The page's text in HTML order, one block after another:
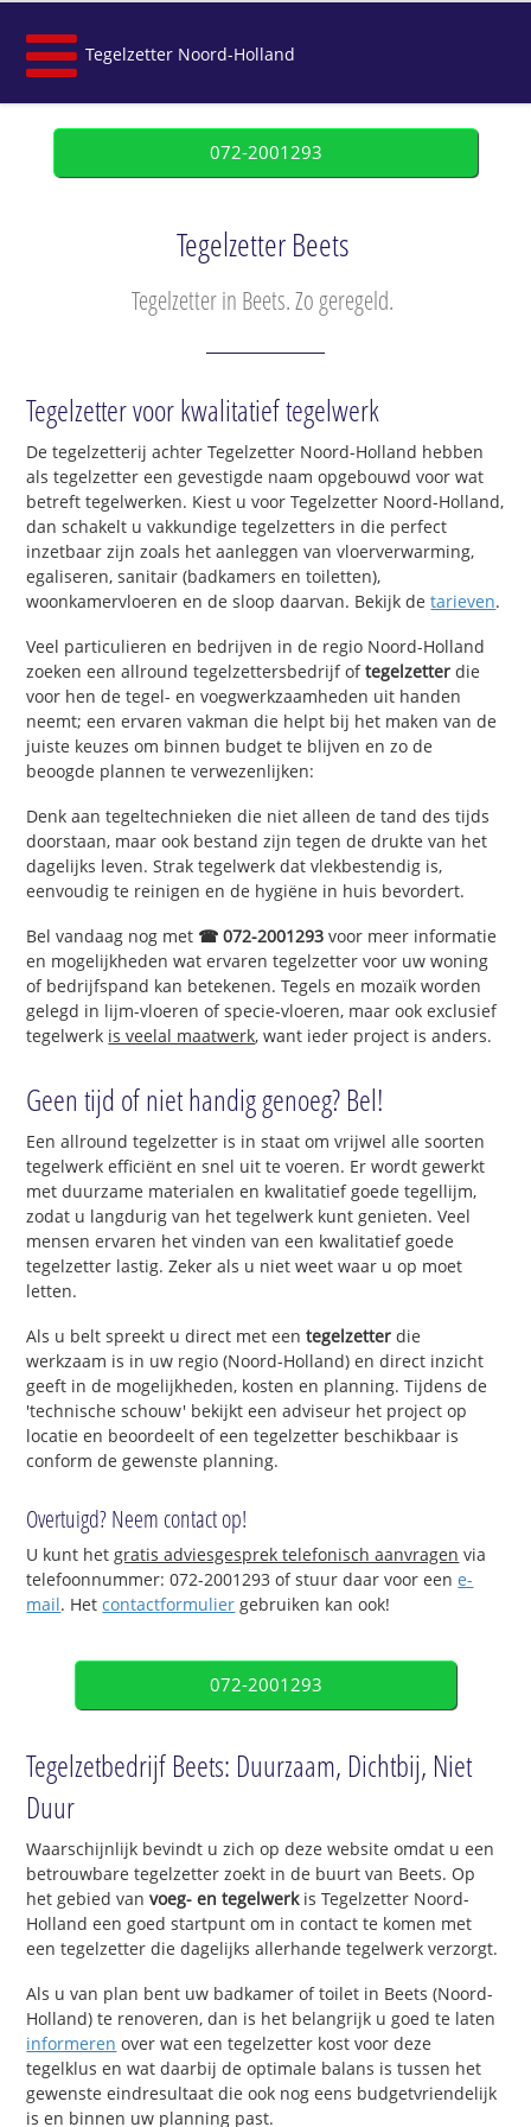
Tegelzetter Noord-Holland
072-2001293
Tegelzetter Beets
Tegelzetter in Beets. Zo geregeld.
Tegelzetter voor kwalitatief tegelwerk
De tegelzetterij achter Tegelzetter Noord-Holland hebben
als tegelzetter een gevestigde naam opgebouwd voor wat
betreft tegelwerken. Kiest u voor Tegelzetter Noord-Holland,
dan schakelt u vakkundige tegelzetters in die perfect
inzetbaar zijn zoals het aanleggen van vloerverwarming,
egaliseren, sanitair (badkamers en toiletten),
woonkamervloeren en de sloop daarvan. Bekijk detarieven.
Veel particulieren en bedrijven in de regio Noord-Holland
zoeken een allround tegelzettersbedrijf oftegelzetter die
voor hen de tegel- en voegwerkzaamheden uit handen
neemt; een ervaren vakman die helpt bij het maken van de
juiste keuzes om binnen budget te blijven en zo de
beoogde plannen te verwezenlijken:
Denk aan tegeltechnieken die niet alleen de tand des tijds
doorstaan, maar ook bestand zijn tegen de drukte van het
dagelijks leven. Strak tegelwerk dat vlekbestendig is,
eenvoudig te reinigen en de hygiëne in huis bevordert.
Bel vandaag nog met ☎ 072-2001293 voor meer informatie
en mogelijkheden wat ervaren tegelzetter voor uw woning
of bedrijfspand kan betekenen. Tegels en mozaïk worden
gelegd in lijm-vloeren of specie-vloeren, maar ook exclusief
tegelwerk is veelal maatwerk, want ieder project is anders.
Geen tijd of niet handig genoeg? Bel!
Een allround tegelzetter is in staat om vrijwel alle soorten
tegelwerk efficiënt en snel uit te voeren. Er wordt gewerkt
met duurzame materialen en kwalitatief goede tegellijm,
zodat u langdurig van het tegelwerk kunt genieten. Veel
mensen ervaren het vinden van een kwalitatief goede
tegelzetter lastig. Zeker als u niet weet waar u op moet
letten.
Als u belt spreekt u direct met eentegelzetter die
werkzaam is in uw regio (Noord-Holland) en direct inzicht
geeft in de mogelijkheden, kosten en planning. Tijdens de
'technische schouw' bekijkt een adviseur het project op
locatie en beoordeelt of een tegelzetter beschikbaar is
conform de gewenste planning.
Overtuigd? Neem contact op!
U kunt hetgratis adviesgesprek telefonisch aanvragen via
telefoonnummer: 072-2001293 of stuur daar voor eene-
mail. Hetcontactformulier gebruiken kan ook!
072-2001293
Tegelzetbedrijf Beets: Duurzaam, Dichtbij, Niet
Duur
Waarschijnlijk bevindt u zich op deze website omdat u een
betrouwbare tegelzetter zoekt in de buurt van Beets. Op
het gebied van voeg- en tegelwerkis Tegelzetter Noord-
Holland een goed startpunt om in contact te komen met
een tegelzetter die dagelijks allerhande tegelwerk verzorgt.
Als u van plan bent uw badkamer of toilet in Beets (Noord-
Holland) te renoveren, dan is het belangrijk u goed te laten
informeren over wat een tegelzetter kost voor deze
tegelklus en wat daarbij de optimale balans is tussen het
gewenste eindresultaat die ook nog eens budgetvriendelijk
is en binnen uw planning past.